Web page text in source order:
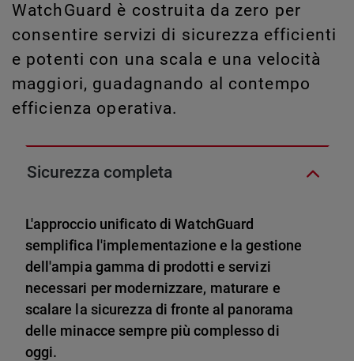
WatchGuard è costruita da zero per
consentire servizi di sicurezza efficienti
e potenti con una scala e una velocità
maggiori, guadagnando al contempo
efficienza operativa.
Sicurezza completa
L'approccio unificato di WatchGuard
semplifica l'implementazione e la gestione
dell'ampia gamma di prodotti e servizi
necessari per modernizzare, maturare e
scalare la sicurezza di fronte al panorama
delle minacce sempre più complesso di
oggi.